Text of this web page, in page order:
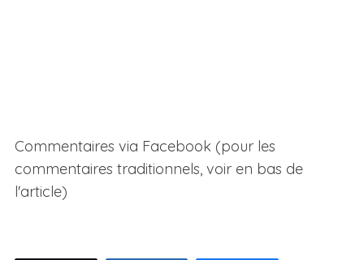
Commentaires via Facebook (pour les
commentaires traditionnels, voir en bas de
l'article)